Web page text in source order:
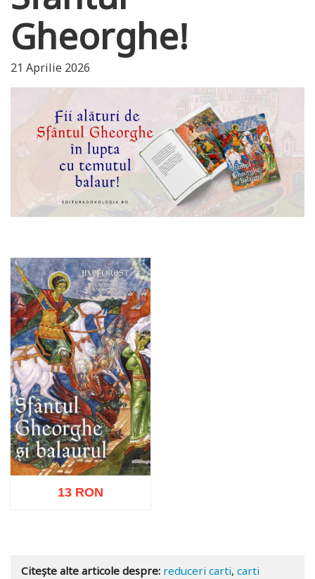
Gheorghe!
21 Aprilie 2026
13 RON
Citește alte articole despre: reduceri carti, carti